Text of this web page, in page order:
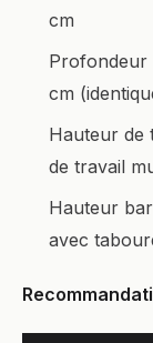
cm
Profondeur
cm
Hauteur de
de travail
Hauteur
avec